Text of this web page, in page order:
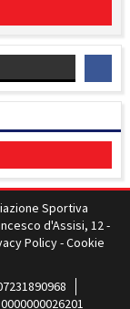
Sportiva
d'Assisi, 12 -
Policy-Cookie